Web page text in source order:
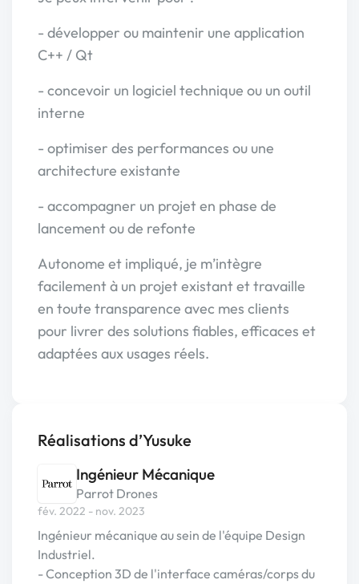
- développer ou maintenir une application
C++ / Qt
- concevoir un logiciel technique ou un outil
interne
- optimiser des performances ou une
architecture existante
- accompagner un projet en phase de
lancement ou de refonte
Autonome et impliqué, je m’intègre
facilement à un projet existant et travaille
en toute transparence avec mes clients
pour livrer des solutions fiables, efficaces et
adaptées aux usages réels.
Réalisations d’Yusuke
Ingénieur Mécanique
Parrot Drones
fév. 2022 - nov. 2023
Ingénieur mécanique au sein de l'équipe Design
Industriel.
- Conception 3D de l'interface caméras/corps du